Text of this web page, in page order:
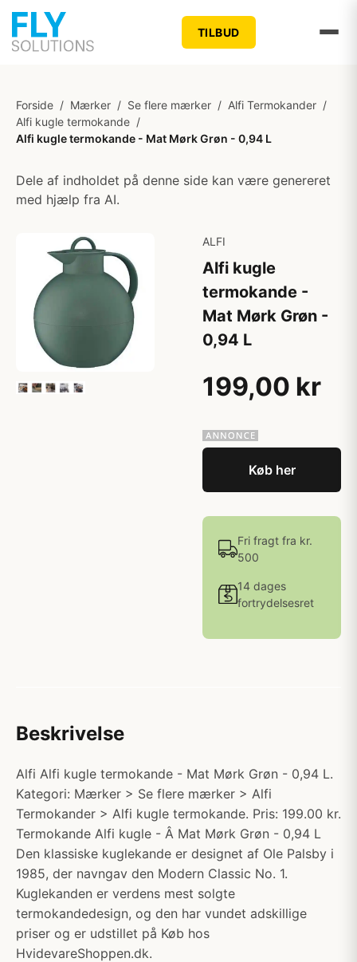
TILBUD
Forside / Mærker / Se flere mærker / Alfi Termokander /
Alfi kugle termokande /
Alfi kugle termokande - Mat Mørk Grøn - 0,94 L
Dele af indholdet på denne side kan være genereret
med hjælp fra AI.
ALFI
Alfi kugle
termokande -
Mat Mørk Grøn -
0,94 L
199,00 kr
Køb her
Fri fragt fra kr.
500
14 dages
fortrydelsesret
Beskrivelse
Alfi Alfi kugle termokande - Mat Mørk Grøn - 0,94 L.
Kategori: Mærker > Se flere mærker > Alfi
Termokander > Alfi kugle termokande. Pris: 199.00 kr.
Termokande Alfi kugle - Â Mat Mørk Grøn - 0,94 L
Den klassiske kuglekande er designet af Ole Palsby i
1985, der navngav den Modern Classic No. 1.
Kuglekanden er verdens mest solgte
termokandedesign, og den har vundet adskillige
priser og er udstillet på Køb hos
HvidevareShoppen.dk.